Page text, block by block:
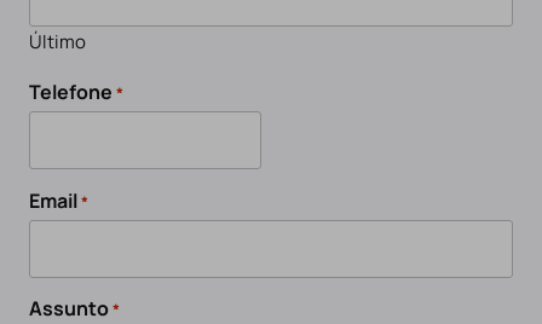
Último
Telefone *
Email*
Assunto*